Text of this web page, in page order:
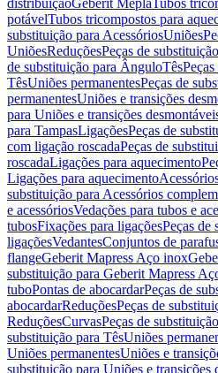
distribuiçãoGeberit MeplaTubos
potávelTubos tricompostos para
substituição para AcessóriosUniões
UniõesReduçõesPeças de
de substituição para ÂnguloTês
TêsUniões permanentesPeças de
permanentesUniões e transições
para Uniões e transições
para TampasLigaçõesPeças de
com ligação roscadaPeças de
roscadaLigações para aquecimento
Ligações para aquecimento
substituição para Acessórios
e acessóriosVedações para tubos e
tubosFixações para ligaçõesPeças de
ligaçõesVedantesConjuntos de
flangeGeberit Mapress Aço inox
substituição para Geberit Mapress
tuboPontas de abocardarPeças de
abocardarReduçõesPeças de
ReduçõesCurvasPeças de
substituição para TêsUniões
Uniões permanentesUniões e
substituição para Uniões e transições